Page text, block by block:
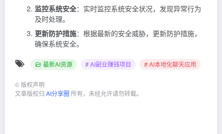
监控系统安全：实时监控系统安全状况，发现异常行为
及时处理。
更新防护措施：根据最新的安全威胁，更新防护措施，
确保系统安全。
最新AI资源 # AI副业赚钱项目 # AI本地化聊天应用
© 版权声明
文章版权归 AI分享圈 所有，未经允许请勿转载。